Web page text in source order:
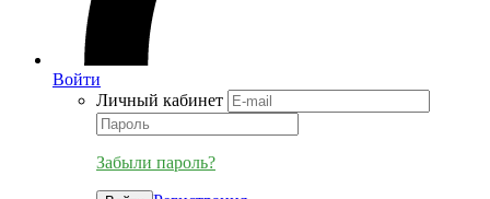
Войти
Личный кабинет
Забыли пароль?